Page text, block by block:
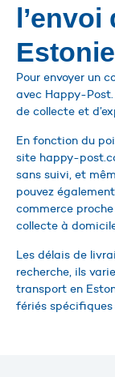
Estonie
Pour envoyer un
avec Happy-
de collecte et
En fonction du
site happy-
sans suivi, et
pouvez
commerce
collecte à
Les délais de
recherche, ils
transport en
fériés spécifiques